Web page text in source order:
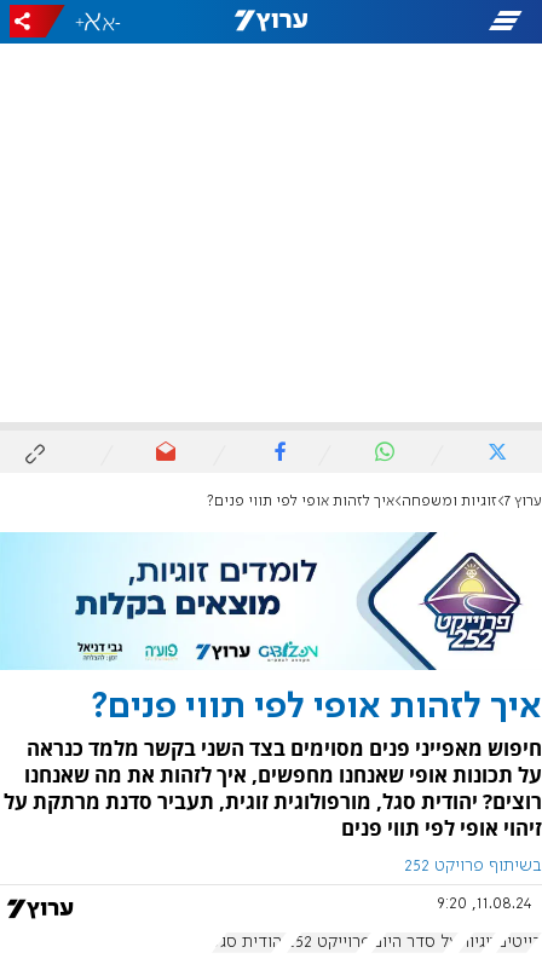
-
+
ערוץ 7 זוגיות ומשפחה איך לזהות אופי לפי תווי פנים?
איך לזהות אופי לפי תווי פנים?
חיפוש מאפייני פנים מסוימים בצד השני בקשר מלמד כנראה
על תכונות אופי שאנחנו מחפשים, איך לזהות את מה שאנחנו
רוצים? יהודית סגל, מורפולוגית זוגית, תעביר סדנת מרתקת על
זיהוי אופי לפי תווי פנים
בשיתוף פרויקט 252
11.08.24, 9:20
דייטים זוגיות על סדר היום פרוייקט 252 יהודית סגל